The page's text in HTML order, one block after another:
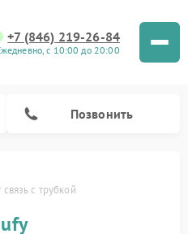
+7 (846) 219-26-84
с 10:00 до 20:00
Позвонить
с трубкой